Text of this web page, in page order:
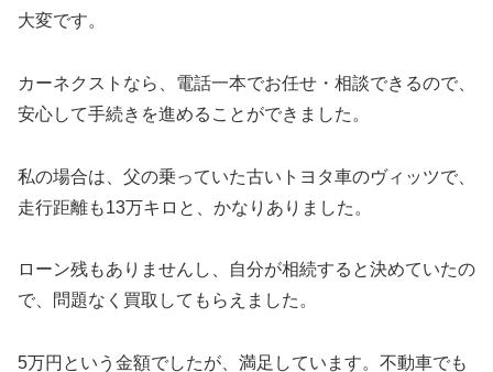
大変です。
カーネクストなら、電話一本でお任せ・相談できるので、
安心して手続きを進めることができました。
私の場合は、父の乗っていた古いトヨタ車のヴィッツで、
走行距離も13万キロと、かなりありました。
ローン残もありませんし、自分が相続すると決めていたの
で、問題なく買取してもらえました。
5万円という金額でしたが、満足しています。不動車でも